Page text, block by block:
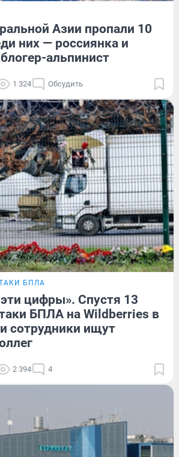
Азии пропали 10
них — россиянка и
альпинист
1 324 Обсудить
БПЛА
цифры». Спустя 13
БПЛА на Wildberries в
сотрудники ищут
2 394 4